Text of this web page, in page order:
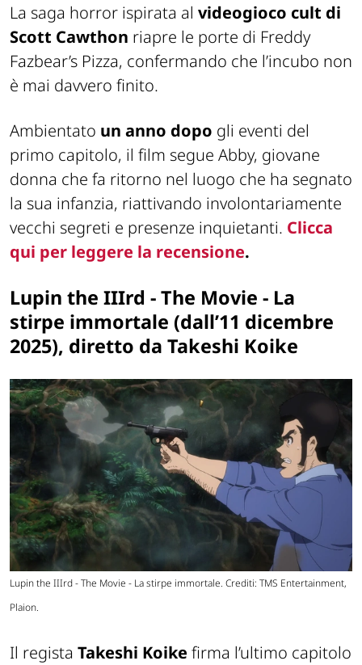
La saga horror ispirata al videogioco cult di
Scott Cawthon riapre le porte di Freddy
Fazbear’s Pizza, confermando che l’incubo non
è mai davvero finito.
Ambientato un anno dopo gli eventi del
primo capitolo, il film segue Abby, giovane
donna che fa ritorno nel luogo che ha segnato
la sua infanzia, riattivando involontariamente
vecchi segreti e presenze inquietanti. Clicca
qui per leggere la recensione.
Lupin the IIIrd - The Movie - La
stirpe immortale (dall’11 dicembre
2025), diretto da Takeshi Koike
Lupin the IIIrd - The Movie - La stirpe immortale. Crediti: TMS Entertainment,
Plaion.
Il regista Takeshi Koike firma l’ultimo capitolo